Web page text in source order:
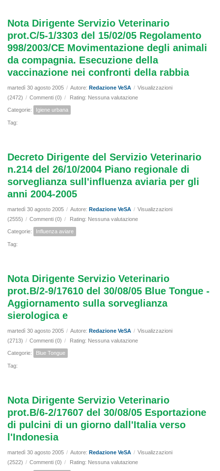
Nota Dirigente Servizio Veterinario
prot.C/5-1/3303 del 15/02/05 Regolamento
998/2003/CE Movimentazione degli animali
da compagnia. Esecuzione della
vaccinazione nei confronti della rabbia
martedì 30 agosto 2005 / Autore: Redazione VeSA / Visualizzazioni
(2472) / Commenti (0) / Rating: Nessuna valutazione
Categorie: Igiene urbana
Tag:
Decreto Dirigente del Servizio Veterinario
n.214 del 26/10/2004 Piano regionale di
sorveglianza sull'influenza aviaria per gli
anni 2004-2005
martedì 30 agosto 2005 / Autore: Redazione VeSA / Visualizzazioni
(2555) / Commenti (0) / Rating: Nessuna valutazione
Categorie: Influenza aviare
Tag:
Nota Dirigente Servizio Veterinario
prot.B/2-9/17610 del 30/08/05 Blue Tongue -
Aggiornamento sulla sorveglianza
sierologica e
martedì 30 agosto 2005 / Autore: Redazione VeSA / Visualizzazioni
(2713) / Commenti (0) / Rating: Nessuna valutazione
Categorie: Blue Tongue
Tag:
Nota Dirigente Servizio Veterinario
prot.B/6-2/17607 del 30/08/05 Esportazione
di pulcini di un giorno dall'Italia verso
l'Indonesia
martedì 30 agosto 2005 / Autore: Redazione VeSA / Visualizzazioni
(2522) / Commenti (0) / Rating: Nessuna valutazione